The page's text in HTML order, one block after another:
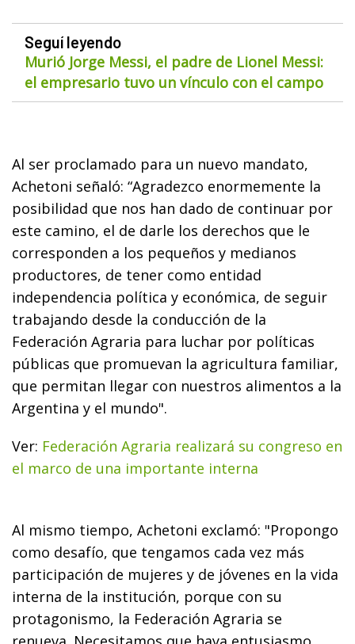
Seguí leyendo
Murió Jorge Messi, el padre de Lionel Messi:
el empresario tuvo un vínculo con el campo
Al ser proclamado para un nuevo mandato,
Achetoni señaló: “Agradezco enormemente la
posibilidad que nos han dado de continuar por
este camino, el de darle los derechos que le
corresponden a los pequeños y medianos
productores, de tener como entidad
independencia política y económica, de seguir
trabajando desde la conducción de la
Federación Agraria para luchar por políticas
públicas que promuevan la agricultura familiar,
que permitan llegar con nuestros alimentos a la
Argentina y el mundo".
Ver: Federación Agraria realizará su congreso en
el marco de una importante interna
Al mismo tiempo, Achetoni exclamó: "Propongo
como desafío, que tengamos cada vez más
participación de mujeres y de jóvenes en la vida
interna de la institución, porque con su
protagonismo, la Federación Agraria se